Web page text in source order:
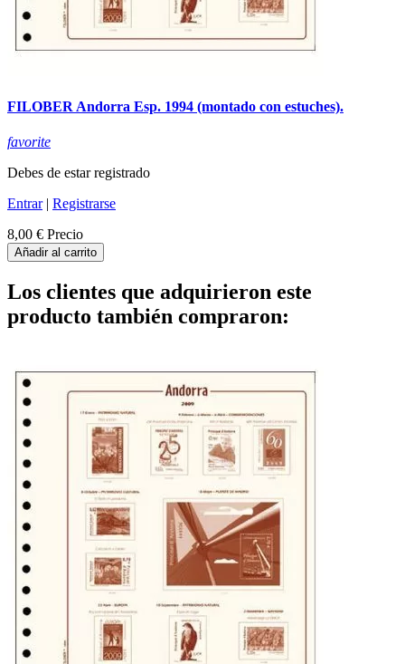
FILOBER Andorra Esp. 1994 (montado con estuches).
favorite
Debes de estar registrado
Entrar| Registrarse
8,00 € Precio
Añadir al carrito
Los clientes que adquirieron este
producto también compraron: